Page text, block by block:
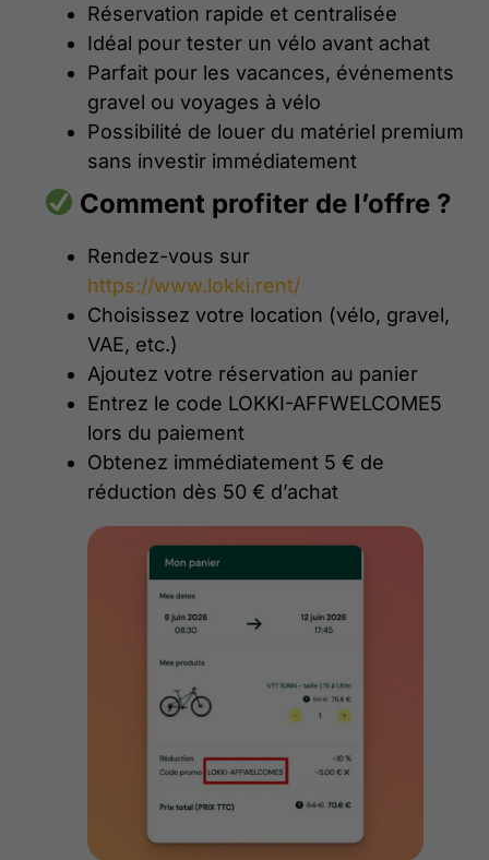
Réservation rapide et centralisée
Idéal pour tester un vélo avant achat
Parfait pour les vacances, événements
gravel ou voyages à vélo
Possibilité de louer du matériel premium
sans investir immédiatement
Comment profiter de l’offre ?
Rendez-vous sur
https://www.lokki.rent/
Choisissez votre location (vélo, gravel,
VAE, etc.)
Ajoutez votre réservation au panier
Entrez le code LOKKI-AFFWELCOME5
lors du paiement
Obtenez immédiatement 5 € de
réduction dès 50 € d’achat